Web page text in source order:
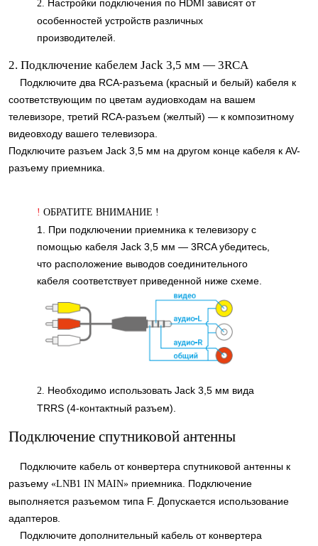
2. Настройки подключения по HDMI зависят от
особенностей устройств различных
производителей.
2. Подключение кабелем Jack 3,5 мм — 3RCA
Подключите два RCA-разъема (красный и белый) кабеля к
соответствующим по цветам аудиовходам на вашем
телевизоре, третий RCA-разъем (желтый) — к композитному
видеовходу вашего телевизора.
Подключите разъем Jack 3,5 мм на другом конце кабеля к AV-
разъему приемника.
! ОБРАТИТЕ ВНИМАНИЕ !
1. При подключении приемника к телевизору с
помощью кабеля Jack 3,5 мм — 3RCA убедитесь,
что расположение выводов соединительного
кабеля соответствует приведенной ниже схеме.
2. Необходимо использовать Jack 3,5 мм вида
TRRS (4-контактный разъем).
Подключение спутниковой антенны
Подключите кабель от конвертера спутниковой антенны к
разъему «LNB1 IN MAIN» приемника. Подключение
выполняется разъемом типа F. Допускается использование
адаптеров.
Подключите дополнительный кабель от конвертера